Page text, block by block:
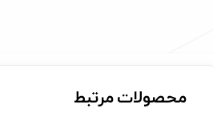
محصولات مرتبط